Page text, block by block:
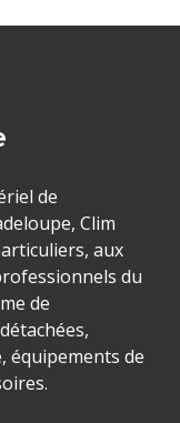
de
Clim
aux
du
de
équipements de